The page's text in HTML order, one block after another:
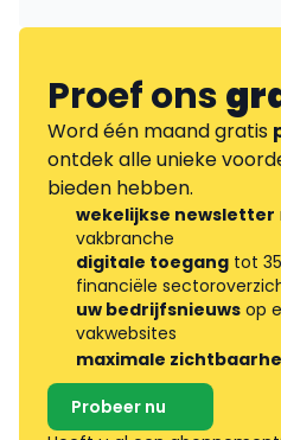
Proef ons
Word één maand gratis
ontdek alle unieke
bieden hebben.
wekelijkse newsletter
vakbranche
digitale toegang tot
financiële
uw bedrijfsnieuws op
vakwebsites
maximale
Probeer nu